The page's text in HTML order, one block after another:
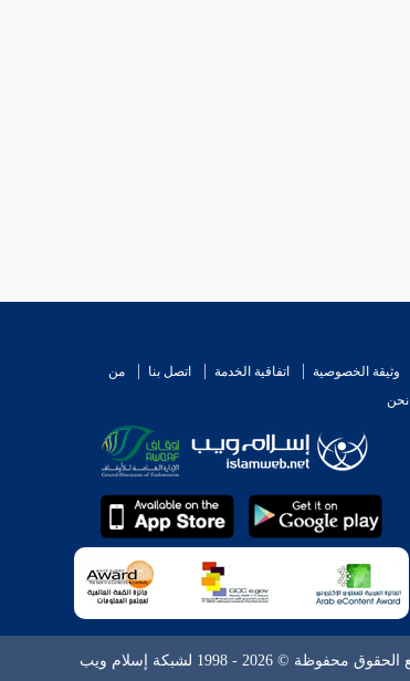
وثيقة الخصوصية اتفاقية الخدمة اتصل بنا
من
نحن
محفوظة © 2026 - 1998 لشبكة إسلام ويب